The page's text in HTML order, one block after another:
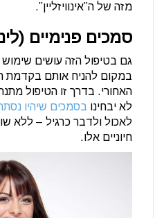
מזה של ה”אינוויזליין”.
סמכים פנימיים
גם בטיפול הזה עושים
במקום להניח אותם בקדמת
האחורי. בדרך זו הטיפול
לא יבחינו בסמכים שיהיו
לאכול ולדבר כרגיל – ללא
חיוניים אלו.